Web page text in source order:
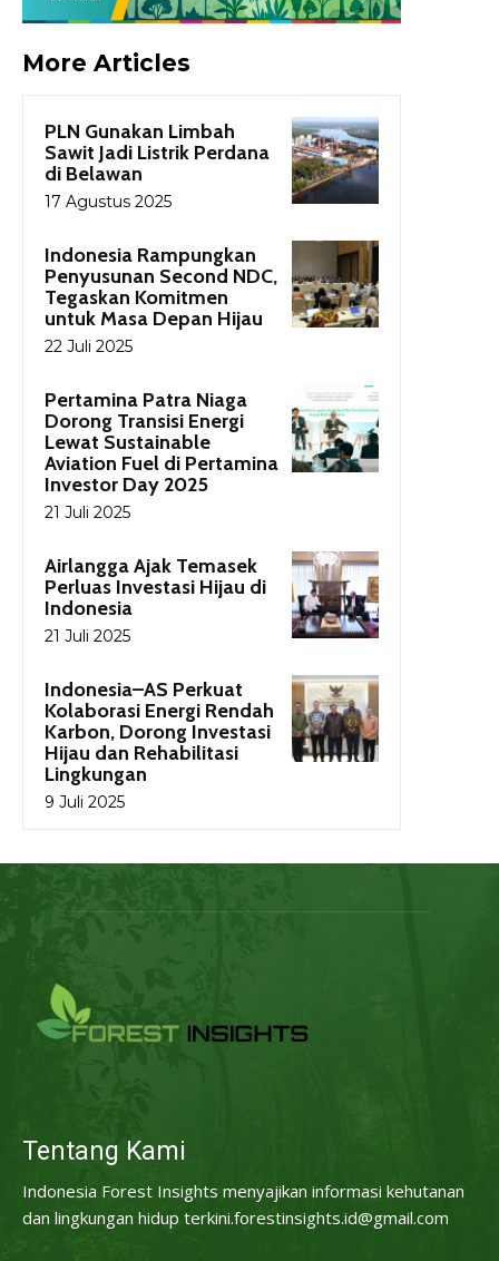
More Articles
PLN Gunakan Limbah
Sawit Jadi Listrik Perdana
di Belawan
17 Agustus 2025
Indonesia Rampungkan
Penyusunan Second NDC,
Tegaskan Komitmen
untuk Masa Depan Hijau
22 Juli 2025
Pertamina Patra Niaga
Dorong Transisi Energi
Lewat Sustainable
Aviation Fuel di Pertamina
Investor Day 2025
21 Juli 2025
Airlangga Ajak Temasek
Perluas Investasi Hijau di
Indonesia
21 Juli 2025
Indonesia–AS Perkuat
Kolaborasi Energi Rendah
Karbon, Dorong Investasi
Hijau dan Rehabilitasi
Lingkungan
9 Juli 2025
Tentang Kami
Indonesia Forest Insights menyajikan informasi kehutanan
dan lingkungan hidup terkini.forestinsights.id@gmail.com